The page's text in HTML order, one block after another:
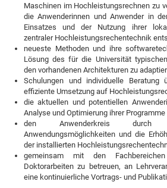
Maschinen im Hochleistungsrechnen zu
die Anwenderinnen und Anwender in
Einsatzes und der Nutzung ihrer
zentraler Hochleistungsrechentechnik
neueste Methoden und ihre
Lösung des für die Universität
den vorhandenen Architekturen zu
Schulungen und individuelle Beratung
effiziente Umsetzung auf
die aktuellen und potentiellen
Analyse und Optimierung ihrer
den Anwenderkreis durch
Anwendungsmöglichkeiten und die
der installierten
gemeinsam mit den
Doktorarbeiten zu betreuen, an
eine kontinuierliche Vortrags- und